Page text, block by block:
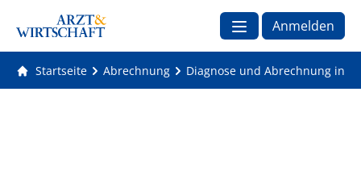
Anmelden
Startseite Abrechnung Diagnose und Abrechnung in